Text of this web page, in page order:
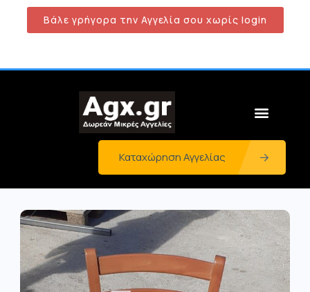
Βάλε γρήγορα την Αγγελία σου χωρίς login
Καταχώρηση Αγγελίας